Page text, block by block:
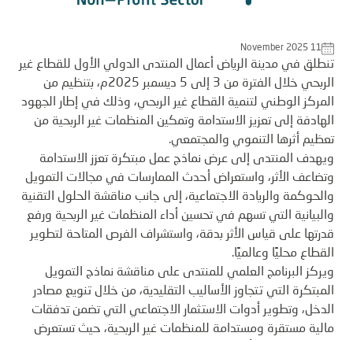
November 2025 11
تنطلق في مدينة الرياض أعمال المنتدى الدولي الأول للقطاع غير
الربحي خلال الفترة من 3 إلى 5 ديسمبر 2025م، بتنظيم من
المركز الوطني لتنمية القطاع غير الربحي، وذلك في إطار الجهود
الهادفة إلى تعزيز الاستدامة وتمكين المنظمات غير الربحية من
تعظيم أثرها التنموي والمجتمعي.
ويهدف المنتدى إلى عرض نماذج عمل مبتكرة تعزز الاستدامة
وتضاعف الأثر، واستعراض أحدث الممارسات في مجالات التمويل
والحوكمة والريادة الاجتماعية، إلى جانب مناقشة الحلول التقنية
والبيانية التي تسهم في تحسين أداء المنظمات غير الربحية ورفع
قدرتها على قياس الأثر بدقة، واستشراف الفرص المتاحة لتطوير
القطاع محليًا وعالميًا.
ويركز البرنامج العلمي للمنتدى على مناقشة نماذج التمويل
المبتكرة التي تتجاوز الأساليب التقليدية، من خلال تنويع مصادر
الدخل، وتطوير أدوات الاستثمار الاجتماعي التي تضمن تدفقات
مالية مستقرة ومستدامة للمنظمات غير الربحية، حيث تستعرض